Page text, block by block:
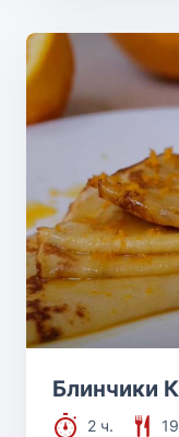
Блинчики
2 ч.